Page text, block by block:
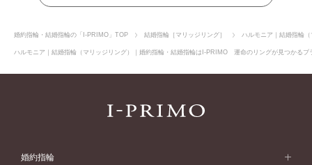
婚約指輪・結婚指輪の「I-PRIMO」TOP 結婚指輪［マリッジリング］ ハルモニア｜結婚指輪
ハルモニア｜結婚指輪（マリッジリング）｜婚約指輪・結婚指輪はI-PRIMO 運命のリングが見つかる
婚約指輪